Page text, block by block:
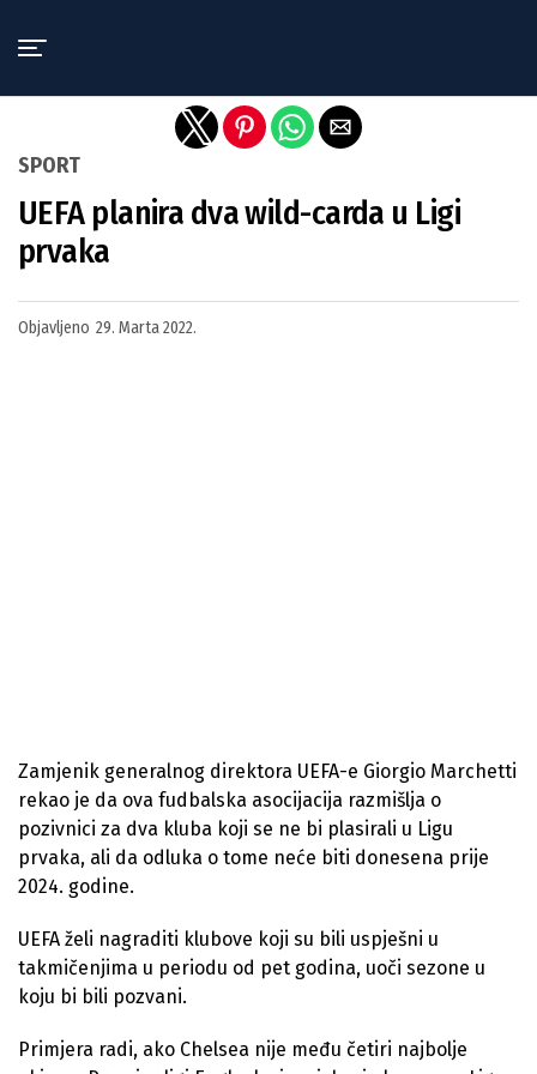
SPORT
UEFA planira dva wild-carda u Ligi
prvaka
Objavljeno 29. Marta 2022.
Zamjenik generalnog direktora UEFA-e Giorgio Marchetti
rekao je da ova fudbalska asocijacija razmišlja o
pozivnici za dva kluba koji se ne bi plasirali u Ligu
prvaka, ali da odluka o tome neće biti donesena prije
2024. godine.
UEFA želi nagraditi klubove koji su bili uspješni u
takmičenjima u periodu od pet godina, uoči sezone u
koju bi bili pozvani.
Primjera radi, ako Chelsea nije među četiri najbolje